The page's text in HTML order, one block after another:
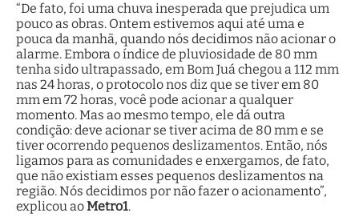
“De fato, foi uma chuva inesperada que prejudica um
pouco as obras. Ontem estivemos aqui até uma e
pouca da manhã, quando nós decidimos não acionar o
alarme. Embora o índice de pluviosidade de 80 mm
tenha sido ultrapassado, em Bom Juá chegou a 112 mm
nas 24 horas, o protocolo nos diz que se tiver em 80
mm em 72 horas, você pode acionar a qualquer
momento. Mas ao mesmo tempo, ele dá outra
condição: deve acionar se tiver acima de 80 mm e se
tiver ocorrendo pequenos deslizamentos. Então, nós
ligamos para as comunidades e enxergamos, de fato,
que não existiam esses pequenos deslizamentos na
região. Nós decidimos por não fazer o acionamento”,
explicou aoMetro1.